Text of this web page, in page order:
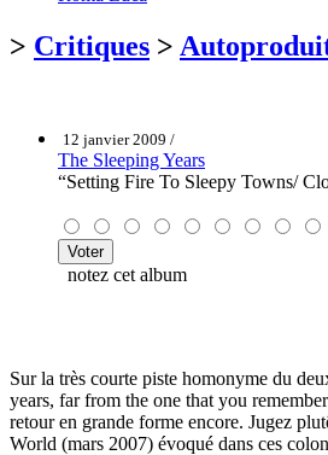
> Critiques >
12 janvier 2009 /
The Sleeping Years
“Setting Fire To Sleepy Towns/
notez cet album
Sur la très courte piste homonyme du
years, far from the one that you
retour en grande forme encore. Jugez
World (mars 2007) évoqué dans ces